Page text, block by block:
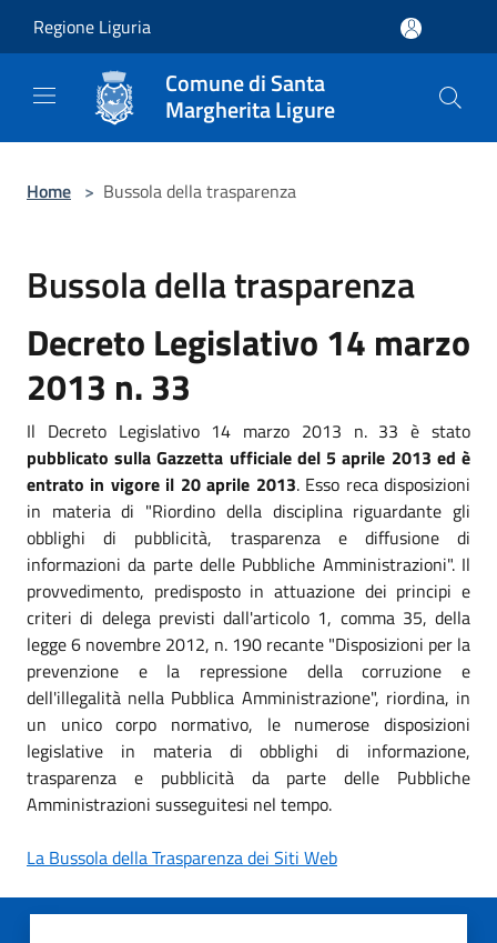
Regione Liguria
Comune di Santa
Margherita Ligure
Home > Bussola della trasparenza
Bussola della trasparenza
Decreto Legislativo 14 marzo
2013 n. 33
Il Decreto Legislativo 14 marzo 2013 n. 33 è stato
pubblicato sulla Gazzetta ufficiale del 5 aprile 2013 ed è
entrato in vigore il 20 aprile 2013. Esso reca disposizioni
in materia di "Riordino della disciplina riguardante gli
obblighi di pubblicità, trasparenza e diffusione di
informazioni da parte delle Pubbliche Amministrazioni". Il
provvedimento, predisposto in attuazione dei principi e
criteri di delega previsti dall'articolo 1, comma 35, della
legge 6 novembre 2012, n. 190 recante "Disposizioni per la
prevenzione e la repressione della corruzione e
dell'illegalità nella Pubblica Amministrazione", riordina, in
un unico corpo normativo, le numerose disposizioni
legislative in materia di obblighi di informazione,
trasparenza e pubblicità da parte delle Pubbliche
Amministrazioni susseguitesi nel tempo.
La Bussola della Trasparenza dei Siti Web